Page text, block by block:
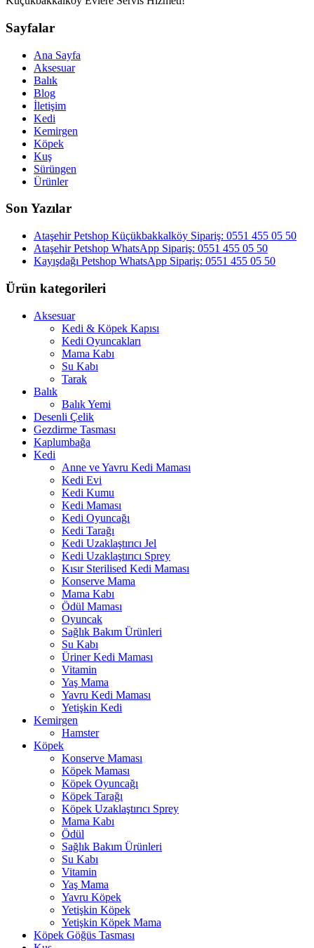
Sayfalar
Ana Sayfa
Aksesuar
Balık
Blog
İletişim
Kedi
Kemirgen
Köpek
Kuş
Sürüngen
Ürünler
Son Yazılar
Ataşehir Petshop Küçükbakkalköy Sipariş: 0551 455 05 50
Ataşehir Petshop WhatsApp Sipariş: 0551 455 05 50
Kayışdağı Petshop WhatsApp Sipariş: 0551 455 05 50
Ürün kategorileri
Aksesuar
Kedi & Köpek Kapısı
Kedi Oyuncakları
Mama Kabı
Su Kabı
Tarak
Balık
Balık Yemi
Desenli Çelik
Gezdirme Tasması
Kaplumbağa
Kedi
Anne ve Yavru Kedi Maması
Kedi Evi
Kedi Kumu
Kedi Maması
Kedi Oyuncağı
Kedi Tarağı
Kedi Uzaklaştırıcı Jel
Kedi Uzaklaştırıcı Sprey
Kısır Sterilised Kedi Maması
Konserve Mama
Mama Kabı
Ödül Maması
Oyuncak
Sağlık Bakım Ürünleri
Su Kabı
Üriner Kedi Maması
Vitamin
Yaş Mama
Yavru Kedi Maması
Yetişkin Kedi
Kemirgen
Hamster
Köpek
Konserve Maması
Köpek Maması
Köpek Oyuncağı
Köpek Tarağı
Köpek Uzaklaştırıcı Sprey
Mama Kabı
Ödül
Sağlık Bakım Ürünleri
Su Kabı
Vitamin
Yaş Mama
Yavru Köpek
Yetişkin Köpek
Yetişkin Köpek Mama
Köpek Göğüs Tasması